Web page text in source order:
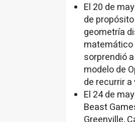
El 20 de
de
geometría
matemático
sorprendió
modelo de
de recurrir
El 24 de
Beast